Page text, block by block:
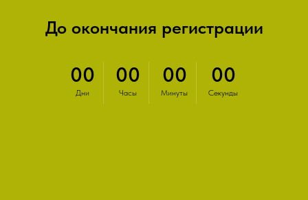
До окончания регистрации
00
Дни
00
Часы
00
Минуты
00
Секунды